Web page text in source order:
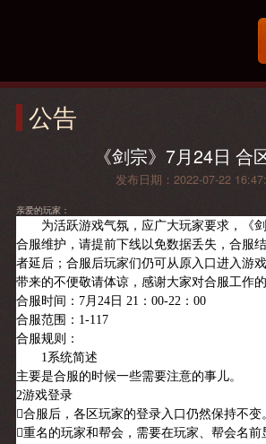
公告
《剑宗》7月24日 合
发布日期：2022-07-22
亲爱的玩家：
为活跃游戏气氛，应广大玩家要求，《
合服维护，请提前下线以免数据丢失，合服
者延后；合服后玩家们仍可从原入口进入游
带来的不便敬请体谅，感谢大家对合服工作
合服时间：7月24日 21：00-22：00
合服范围：1-117
合服规则：
1系统简述
主要是合服的时候一些需要注意的事儿。
2游戏登录
合服后，各区玩家的登录入口仍然保持不变。
重名的玩家和帮会，需要在玩家、帮会名前